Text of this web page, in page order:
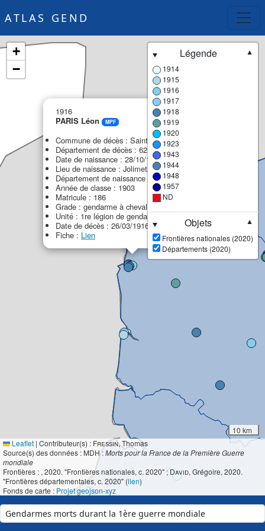
ATLAS GEND
1916
PARIS Léon
MPF
Commune de décès : Saint-Martin-Boulogne
Département de décès : 62 - Pas-de-Calais
Date de naissance : 28/10/1883
Lieu de naissance : Jolimetz
Département de naissance : 59 - Nord
Année de classe : 1903
Matricule : 186
Grade : gendarme à cheval
Unité : 1re légion de gendarmerie (1re LG)
Date de décès : 26/03/1916
Fiche : Lien
+
−
Légende
▼
1914
1915
1916
1917
1918
1919
1920
1923
1943
1944
1948
1957
ND
Objets
▼
Frontières nationales (2020)
Départements (2020)
10 km
Leaflet | Contributeur(s) : Fressin, Thomas
Source(s) des données : MDH :Morts pour la France de la Première Guerre
mondiale
Frontières : , 2020. "Frontières nationales, c. 2020" ; David, Grégoire, 2020.
"Frontières départementales, c. 2020" (lien)
Fonds de carte : Projet geojson-xyz